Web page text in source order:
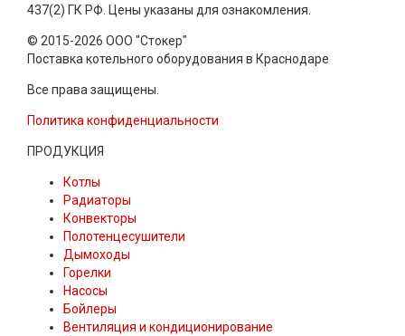
437(2) ГК РФ. Цены указаны для ознакомления.
© 2015-2026 ООО "Стокер"
Поставка котельного оборудования в Краснодаре
Все права защищены.
Политика конфиденциальности
ПРОДУКЦИЯ
Котлы
Радиаторы
Конвекторы
Полотенцесушители
Дымоходы
Горелки
Насосы
Бойлеры
Вентиляция и кондиционирование